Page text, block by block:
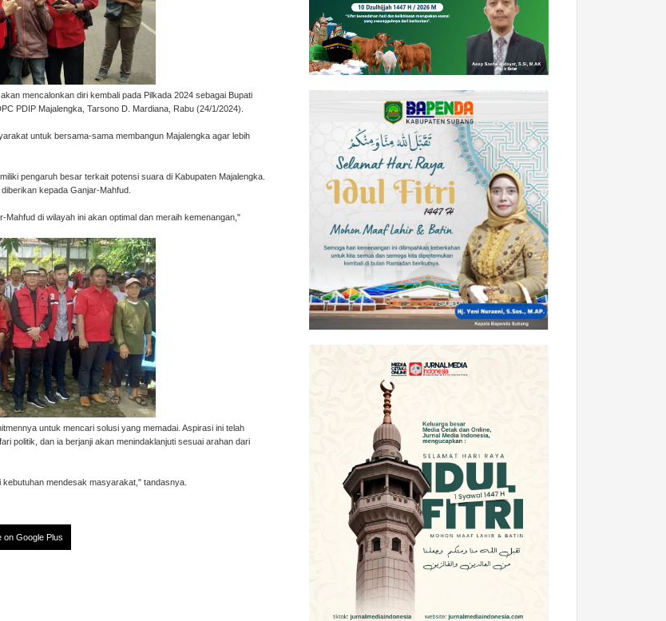
mencalonkan diri kembali pada Pilkada 2024 sebagai Bupati
PDIP Majalengka, Tarsono D. Mardiana, Rabu (24/1/2024).
untuk bersama-sama membangun Majalengka agar lebih
pengaruh besar terkait potensi suara di Kabupaten Majalengka.
kepada Ganjar-Mahfud.
di wilayah ini akan optimal dan meraih kemenangan,"
untuk mencari solusi yang memadai. Aspirasi ini telah
politik, dan ia berjanji akan menindaklanjuti sesuai arahan dari
mendesak masyarakat," tandasnya.
on Google Plus